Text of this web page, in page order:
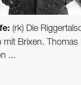
(rk) Die
mit Brixen. Thomas
...